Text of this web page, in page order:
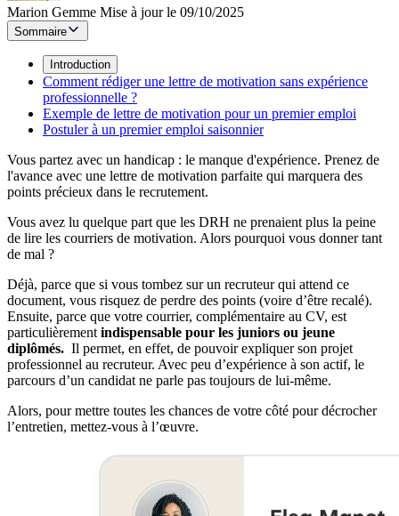
Marion Gemme Mise à jour le 09/10/2025
Sommaire
Introduction
Comment rédiger une lettre de motivation sans expérience
professionnelle ?
Exemple de lettre de motivation pour un premier emploi
Postuler à un premier emploi saisonnier
Vous partez avec un handicap : le manque d'expérience. Prenez de
l'avance avec une lettre de motivation parfaite qui marquera des
points précieux dans le recrutement.
Vous avez lu quelque part que les DRH ne prenaient plus la peine
de lire les courriers de motivation. Alors pourquoi vous donner tant
de mal ?
Déjà, parce que si vous tombez sur un recruteur qui attend ce
document, vous risquez de perdre des points (voire d’être recalé).
Ensuite, parce que votre courrier, complémentaire au CV, est
particulièrement indispensable pour les juniors ou jeune
diplômés. Il permet, en effet, de pouvoir expliquer son projet
professionnel au recruteur. Avec peu d’expérience à son actif, le
parcours d’un candidat ne parle pas toujours de lui-même.
Alors, pour mettre toutes les chances de votre côté pour décrocher
l’entretien, mettez-vous à l’œuvre.